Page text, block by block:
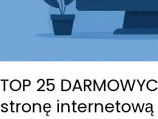
TOP 25
stronę internetową